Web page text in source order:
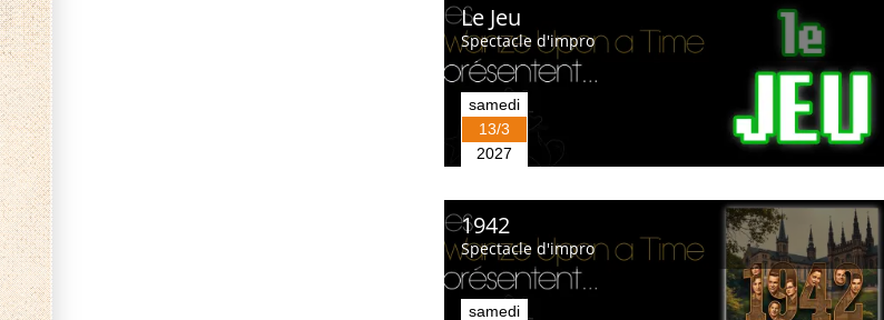
Le Jeu
Spectacle d'impro
samedi
13/3
2027
1942
Spectacle d'impro
samedi